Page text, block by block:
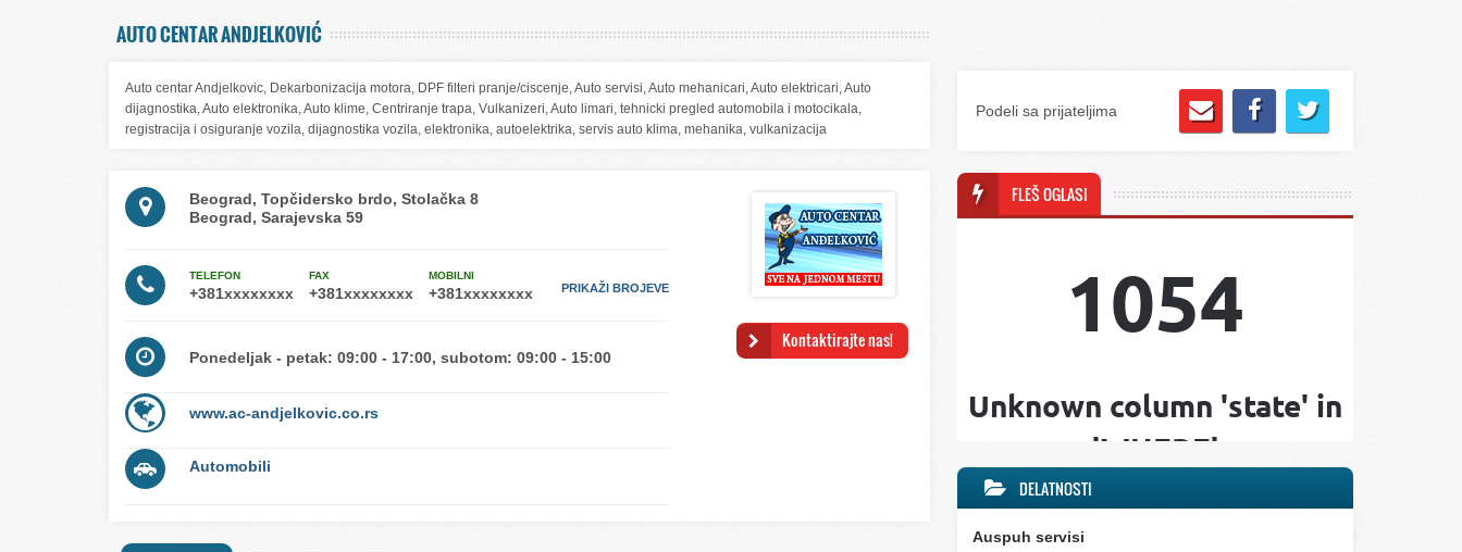
AUTO CENTAR ANDJELKOVIĆ
Auto centar Andjelkovic, Dekarbonizacija motora, DPF filteri pranje/ciscenje, Auto servisi, Auto mehanicari, Auto elektricari, Auto
dijagnostika, Auto elektronika, Auto klime, Centriranje trapa, Vulkanizeri, Auto limari, tehnicki pregled automobila i motocikala,
registracija i osiguranje vozila, dijagnostika vozila, elektronika, autoelektrika, servis auto klima, mehanika, vulkanizacija
Kontaktirajte nas!
Beograd, Topčidersko brdo, Stolačka 8
Beograd, Sarajevska 59
TELEFON FAX MOBILNI
PRIKAŽI BROJEVE
Ponedeljak - petak: 09:00 - 17:00, subotom: 09:00 - 15:00
www.ac-andjelkovic.co.rs
Automobili
Podeli sa prijateljima
FLEŠ OGLASI
DELATNOSTI
Auspuh servisi